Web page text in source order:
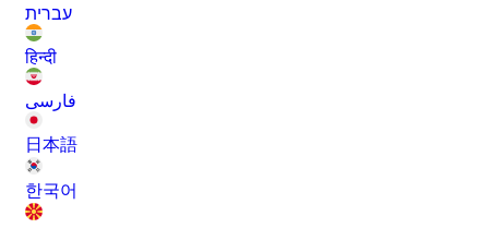
עברית
हिन्दी
فارسی
日本語
한국어